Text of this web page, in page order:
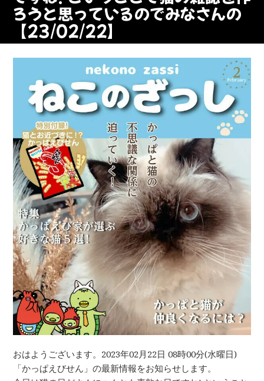
ろうと思っているのでみなさんの
【23/02/22】
おはようございます。2023年02月22日 08時00分(水曜日)
「かっぱえびせん」の最新情報をお知らせします。